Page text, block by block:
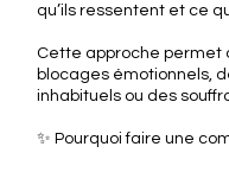
qu’ils ressentent et ce
Cette approche permet
blocages émotionnels,
inhabituels ou des
✨ Pourquoi faire une